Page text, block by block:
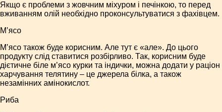
Якщо є проблеми з жовчним міхуром і печінкою, то перед
вживанням олій необхідно проконсультуватися з фахівцем.
М’ясо
М’ясо також буде корисним. Але тут є «але». До цього
продукту слід ставитися розбірливо. Так, корисним буде
дієтичне біле м’ясо курки та індички, можна додати у раціон
харчування телятину – це джерела білка, а також
незамінних амінокислот.
Риба